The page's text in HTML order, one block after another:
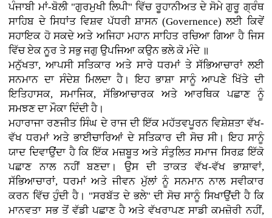
ਪੰਜਾਬੀ ਮਾਂ-ਬੋਲੀ "ਗੁਰਮੁਖੀ ਲਿਪੀ" ਵਿੱਚ ਰੂਹਾਨੀਅਤ ਦੇ ਸੋਮੇ ਗੁਰੂ ਗ੍ਰੰਥ
ਸਾਹਿਬ ਦੇ ਸਿਧਾਂਤ ਵਿਸ਼ਵ ਪੱਧਰੀ ਸ਼ਾਸਨ (Governence) ਲਈ ਕਿਵੇਂ
ਸਹਾਇਕ ਹੋ ਸਕਦੇ ਅਤੇ ਅਜਿਹਾ ਮਹਾਨ ਸਾਹਿਤ ਰਚਿਆ ਗਿਆ ਹੈ ਜਿਸ
ਵਿੱਚ ਏਕ ਨੂਰ ਤੇ ਸਭੁ ਜਗੁ ਉਪਜਿਆ ਕਉਨ ਭਲੇ ਕੋ ਮੰਦੇ ॥
ਮਨੁੱਖਤਾ, ਆਪਸੀ ਸਤਿਕਾਰ ਅਤੇ ਸਾਰੇ ਧਰਮਾਂ ਤੇ ਸੱਭਿਆਚਾਰਾਂ ਲਈ
ਸਨਮਾਨ ਦਾ ਸੰਦੇਸ਼ ਮਿਲਦਾ ਹੈ। ਇਹ ਭਾਸ਼ਾ ਸਾਨੂੰ ਆਪਣੇ ਖਿੱਤੇ ਦੀ
ਇਤਿਹਾਸਕ, ਸਮਾਜਿਕ, ਸੱਭਿਆਚਾਰਕ ਅਤੇ ਆਰਥਿਕ ਪਛਾਣ ਨੂੰ
ਸਮਝਣ ਦਾ ਮੌਕਾ ਦਿੰਦੀ ਹੈ।
ਮਹਾਰਾਜਾ ਰਣਜੀਤ ਸਿੰਘ ਦੇ ਰਾਜ ਦੀ ਇੱਕ ਮਹੱਤਵਪੂਰਨ ਵਿਸ਼ੇਸ਼ਤਾ ਵੱਖ-
ਵੱਖ ਧਰਮਾਂ ਅਤੇ ਭਾਈਚਾਰਿਆਂ ਦੇ ਸਤਿਕਾਰ ਦੀ ਸੋਚ ਸੀ। ਇਹ ਸਾਨੂੰ
ਯਾਦ ਦਿਵਾਉਂਦਾ ਹੈ ਕਿ ਇੱਕ ਮਜ਼ਬੂਤ ਅਤੇ ਸੰਤੁਲਿਤ ਸਮਾਜ ਸਿਰਫ਼ ਇੱਕੋ
ਪਛਾਣ ਨਾਲ ਨਹੀਂ ਬਣਦਾ। ਉਸ ਦੀ ਤਾਕਤ ਵੱਖ-ਵੱਖ ਭਾਸ਼ਾਵਾਂ,
ਸੱਭਿਆਚਾਰਾਂ, ਧਰਮਾਂ ਅਤੇ ਜੀਵਨ ਮੁੱਲਾਂ ਨੂੰ ਸਨਮਾਨ ਨਾਲ ਸਵੀਕਾਰ
ਕਰਨ ਵਿੱਚ ਹੁੰਦੀ ਹੈ। "ਸਰਬੱਤ ਦੇ ਭਲੇ" ਦੀ ਸੋਚ ਸਾਨੂੰ ਸਿਖਾਉਂਦੀ ਹੈ ਕਿ
ਮਾਨਵਤਾ ਸਭ ਤੋਂ ਵੱਡੀ ਪਛਾਣ ਹੈ ਅਤੇ ਵੱਖਰਾਪਣ ਸਾਡੀ ਕਮਜ਼ੋਰੀ ਨਹੀਂ,